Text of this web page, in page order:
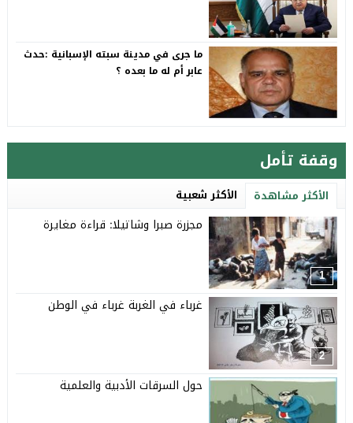
ما جرى في مدينة سبته الإسبانية :حدث
عابر أم له ما بعده ؟
وقفة تأمل
الأكثر مشاهدة الأكثر شعبية
1
مجزرة صبرا وشاتيلا: قراءة مغايرة
2
غرباء في الغربة غرباء في الوطن
حول السرقات الأدبية والعلمية